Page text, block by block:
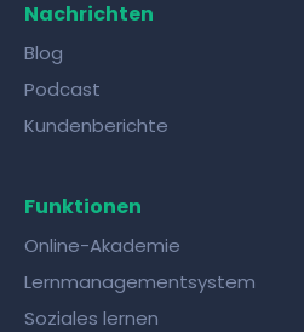
Nachrichten
Blog
Podcast
Kundenberichte
Funktionen
Online-Akademie
Lernmanagementsystem
Soziales lernen